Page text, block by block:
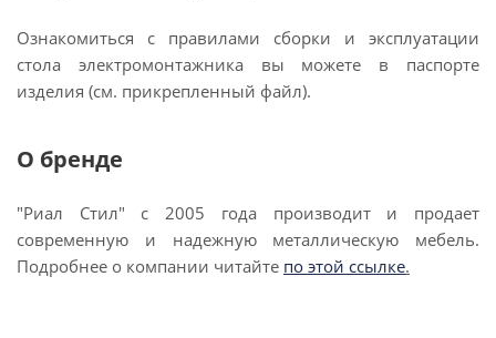
Ознакомиться с правилами сборки и эксплуатации
стола электромонтажника вы можете в паспорте
изделия (см. прикрепленный файл).
О бренде
"Риал Стил" с 2005 года производит и продает
современную и надежную металлическую мебель.
Подробнее о компании читайте по этой ссылке.